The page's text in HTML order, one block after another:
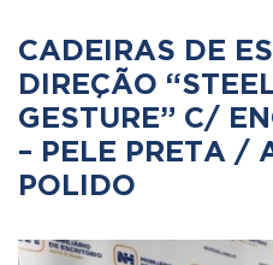
CADEIRAS DE
DIREÇÃO
GESTURE” C/
– PELE PRETA /
POLIDO